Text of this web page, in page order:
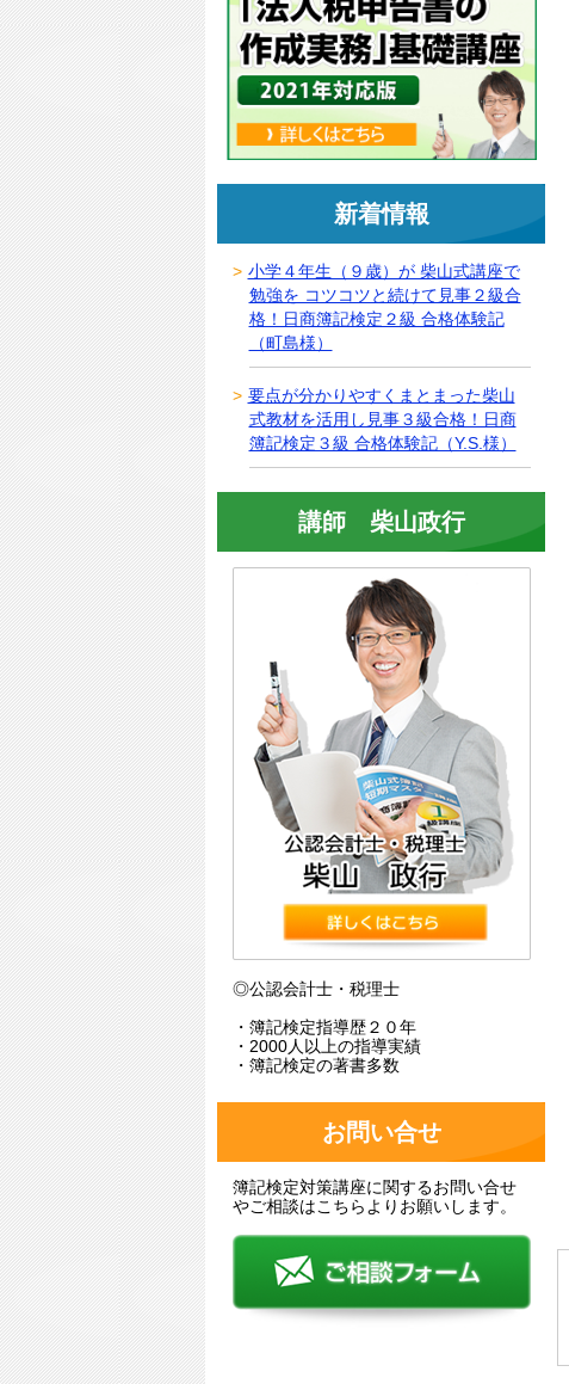
新着情報
小学４年生（９歳）が 柴山式講座で
勉強を コツコツと続けて見事２級合
格！日商簿記検定２級 合格体験記
（町島様）
要点が分かりやすくまとまった柴山
式教材を活用し見事３級合格！日商
簿記検定３級 合格体験記（Y.S.様）
講師 柴山政行
◎公認会計士・税理士
・簿記検定指導歴２０年
・2000人以上の指導実績
・簿記検定の著書多数
お問い合せ
簿記検定対策講座に関するお問い合せ
やご相談はこちらよりお願いします。